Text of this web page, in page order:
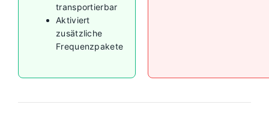
transportierbar
Aktiviert
zusätzliche
Frequenzpakete